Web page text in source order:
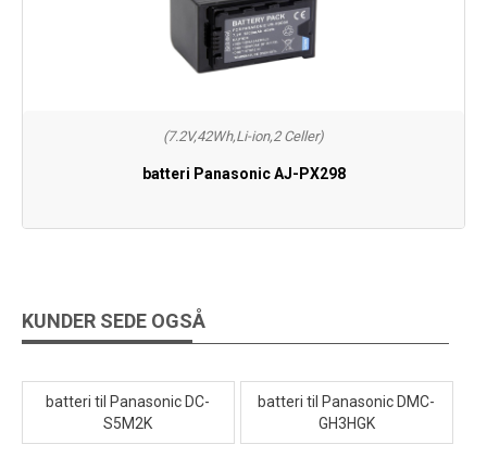
(7.2V,42Wh,Li-ion,2 Celler)
batteri Panasonic AJ-PX298
KUNDER SEDE OGSÅ
batteri til Panasonic DC-
S5M2K
batteri til Panasonic DMC-
GH3HGK